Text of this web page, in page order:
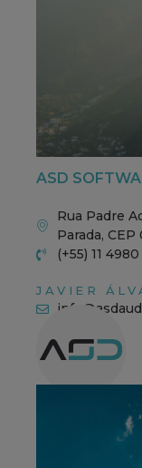
ASD
Rua Padre
Parada,
(+55) 11
JAVIER